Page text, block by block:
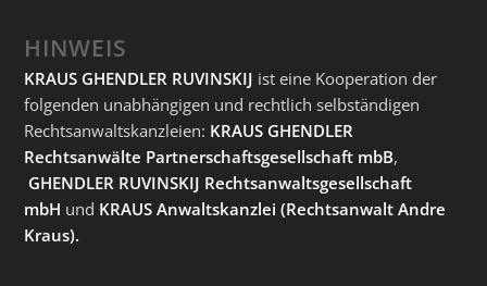
HINWEIS
KRAUS GHENDLER RUVINSKIJ ist eine Kooperation der
folgenden unabhängigen und rechtlich selbständigen
Rechtsanwaltskanzleien: KRAUS GHENDLER
Rechtsanwälte Partnerschaftsgesellschaft mbB,
GHENDLER RUVINSKIJ Rechtsanwaltsgesellschaft
mbH und KRAUS Anwaltskanzlei (Rechtsanwalt Andre
Kraus).